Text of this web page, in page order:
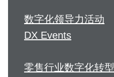
数字化领导力活动
DX Events
零售行业数字化转型